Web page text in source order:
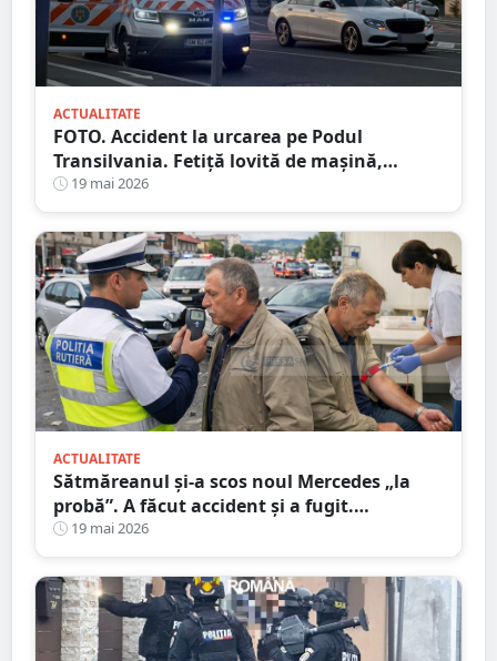
ACTUALITATE
FOTO. Accident la urcarea pe Podul
Transilvania. Fetiță lovită de mașină,
aruncată în aer
19 mai 2026
ACTUALITATE
Sătmăreanul și-a scos noul Mercedes „la
probă”. A făcut accident și a fugit.
Etilotestul, dat peste cap
19 mai 2026